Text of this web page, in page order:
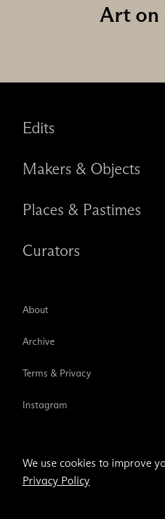
Art on
Edits
Makers & Objects
Places & Pastimes
Curators
About
Archive
Terms & Privacy
Instagram
Email address
We use cookies to improve
Privacy Policy